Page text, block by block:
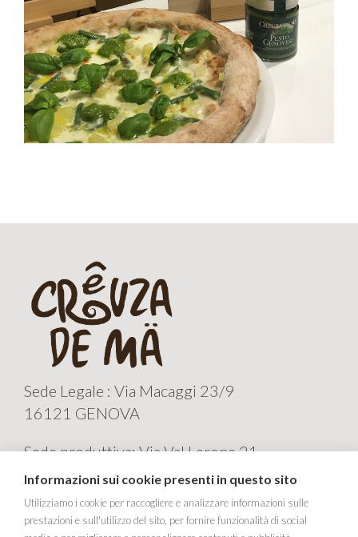
Sede Legale : Via Macaggi 23/9
16121 GENOVA
Sede produttiva: Via Val Lerone 21
16011 ARENZANO GE
CREUZA de MA' Sas
Tel e fax +39 010 9823189
Informazioni sui cookie presenti in questo sito
Utilizziamo i cookie per raccogliere e analizzare informazioni sulle
prestazioni e sull'utilizzo del sito, per fornire funzionalità di social